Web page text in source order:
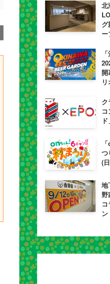
北
グ
ー
開
ク
つ
(
地
野
ン